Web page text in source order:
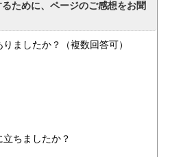
ために、ページのご感想をお聞
ましたか？（複数回答可）
ちましたか？